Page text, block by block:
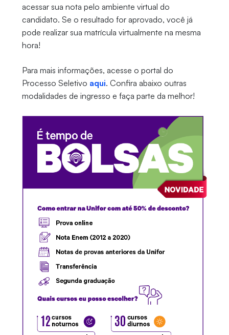
acessar sua nota pelo ambiente virtual do
candidato. Se o resultado for aprovado, você já
pode realizar sua matrícula virtualmente na mesma
hora!
Para mais informações, acesse o portal do
Processo Seletivo aqui. Confira abaixo outras
modalidades de ingresso e faça parte da melhor!